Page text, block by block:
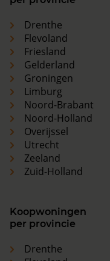
Drenthe
Flevoland
Friesland
Gelderland
Groningen
Limburg
Noord-Brabant
Noord-Holland
Overijssel
Utrecht
Zeeland
Zuid-Holland
Koopwoningen
per provincie
Drenthe